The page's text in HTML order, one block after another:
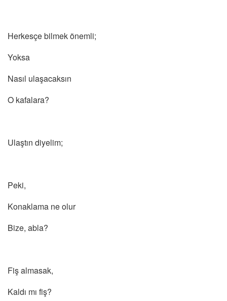
Herkesçe bilmek önemli;
Yoksa
Nasıl ulaşacaksın
O kafalara?
Ulaştın diyelim;
Peki,
Konaklama ne olur
Bize, abla?
Fiş almasak,
Kaldı mı fiş?